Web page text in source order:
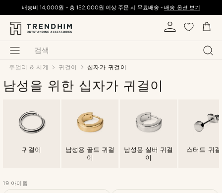
검색
배송비14,000원 - 총 152,000원 이상 주문 시 무료배송 -배송 옵션 보기
주얼리 & 시계 귀걸이 십자가 귀걸이
남성을 위한 십자가 귀걸이
귀걸이
남성용 골드 귀걸
이
남성용 실버 귀걸
이
스터드 귀걸
19 아이템